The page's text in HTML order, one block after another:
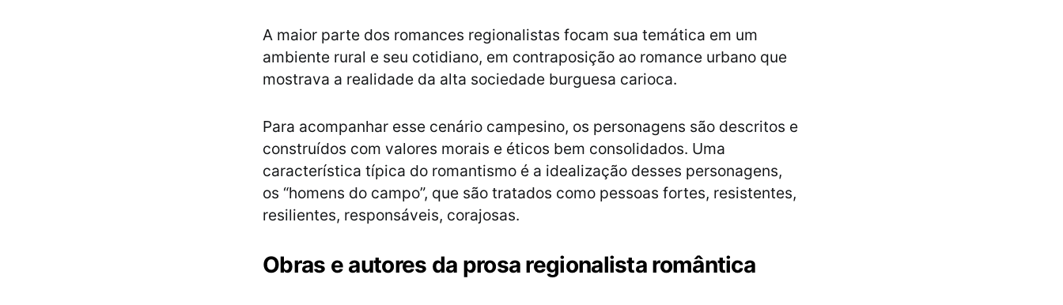
A maior parte dos romances regionalistas focam sua temática em um
ambiente rural e seu cotidiano, em contraposição ao romance urbano que
mostrava a realidade da alta sociedade burguesa carioca.
Para acompanhar esse cenário campesino, os personagens são descritos e
construídos com valores morais e éticos bem consolidados. Uma
característica típica do romantismo é a idealização desses personagens,
os “homens do campo”, que são tratados como pessoas fortes, resistentes,
resilientes, responsáveis, corajosas.
Obras e autores da prosa regionalista romântica